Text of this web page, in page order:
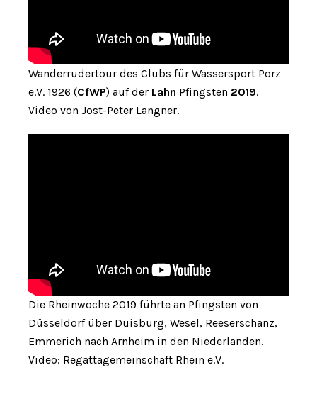
Wanderrudertour des Clubs für Wassersport Porz
e.V. 1926 (CfWP) auf der Lahn Pfingsten 2019.
Video von Jost-Peter Langner.
Die Rheinwoche 2019 führte an Pfingsten von
Düsseldorf über Duisburg, Wesel, Reeserschanz,
Emmerich nach Arnheim in den Niederlanden.
Video: Regattagemeinschaft Rhein e.V.